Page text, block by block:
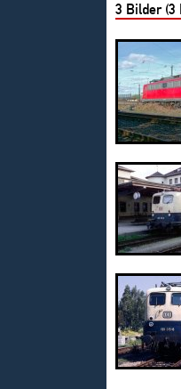
3 Bilder (3